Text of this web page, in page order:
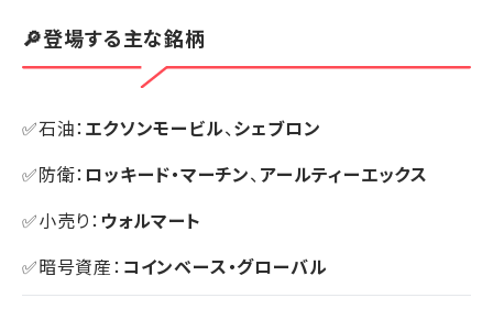
🔎登場する主な銘柄
✅石油：エクソンモービル、シェブロン
✅防衛： ロッキード・マーチン、アールティーエックス
✅小売り：ウォルマート
✅暗号資産： コインベース・グローバル